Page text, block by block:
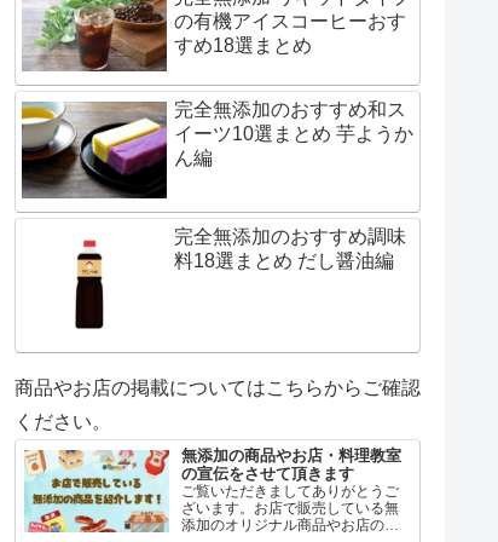
の有機アイスコーヒーおす
すめ18選まとめ
完全無添加のおすすめ和ス
イーツ10選まとめ 芋ようか
ん編
完全無添加のおすすめ調味
料18選まとめ だし醤油編
商品やお店の掲載についてはこちらからご確認
ください。
無添加の商品やお店・料理教室
の宣伝をさせて頂きます
ご覧いただきましてありがとうご
ざいます。お店で販売している無
添加のオリジナル商品やお店の紹